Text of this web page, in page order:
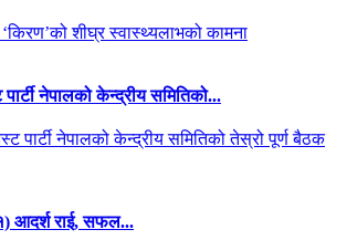
नेपालको केन्द्रीय समितिको...
आदर्श राई, सफल...